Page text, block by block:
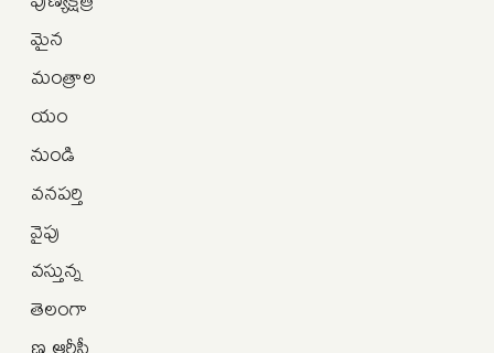
మైన
మంత్రాల
యం
నుండి
వనపర్తి
వైపు
వస్తున్న
తెలంగా